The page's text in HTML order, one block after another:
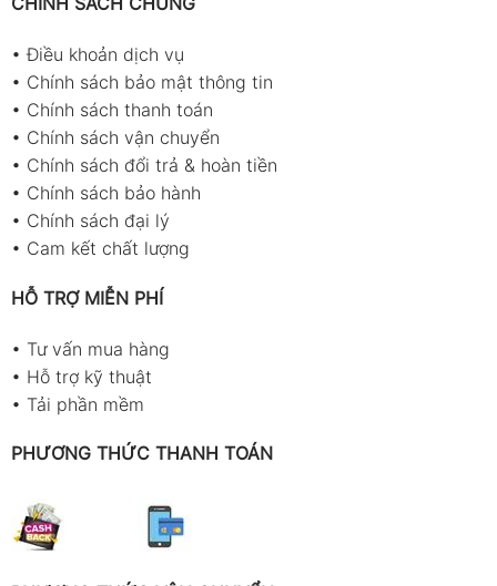
trơn, không bị kẹt.
Với máy đã sử dụng:
tay nếu cánh quạt quay
mượt và không va chạm,
•Điều khoản dịch vụ
• Chính sách bảo mật thông tin
• Chính sách thanh toán
• Chính sách vận chuyển
• Chính sách đổi trả & hoàn tiền
• Chính sách bảo hành
• Chính sách đại lý
• Cam kết chất lượng
HỖ TRỢ MIỄN PHÍ
• Tư vấn mua hàng
• Hỗ trợ kỹ thuật
• Tải phần mềm
PHƯƠNG THỨC THANH TOÁN